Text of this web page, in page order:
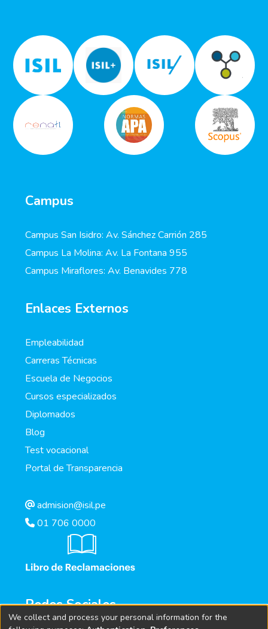
Campus
Campus San Isidro: Av. Sánchez Carrión 285
Campus La Molina: Av. La Fontana 955
Campus Miraflores: Av. Benavides 778
Enlaces Externos
Empleabilidad
Carreras Técnicas
Escuela de Negocios
Cursos especializados
Diplomados
Blog
Test vocacional
Portal de Transparencia
admision@isil.pe
01 706 0000
Redes Sociales
We collect and process your personal information for the